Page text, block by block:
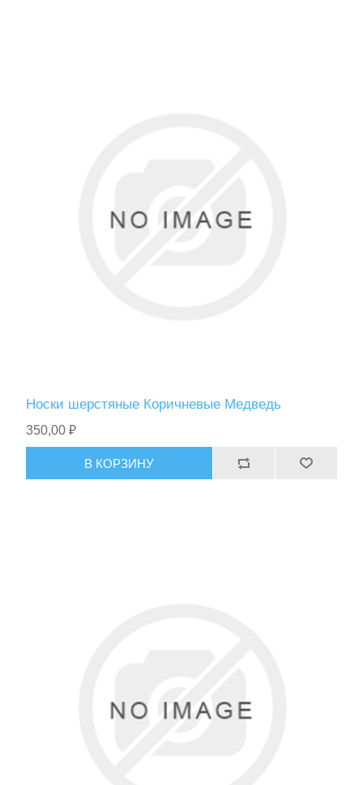
Носки шерстяные Коричневые Медведь
350,00 ₽
В КОРЗИНУ